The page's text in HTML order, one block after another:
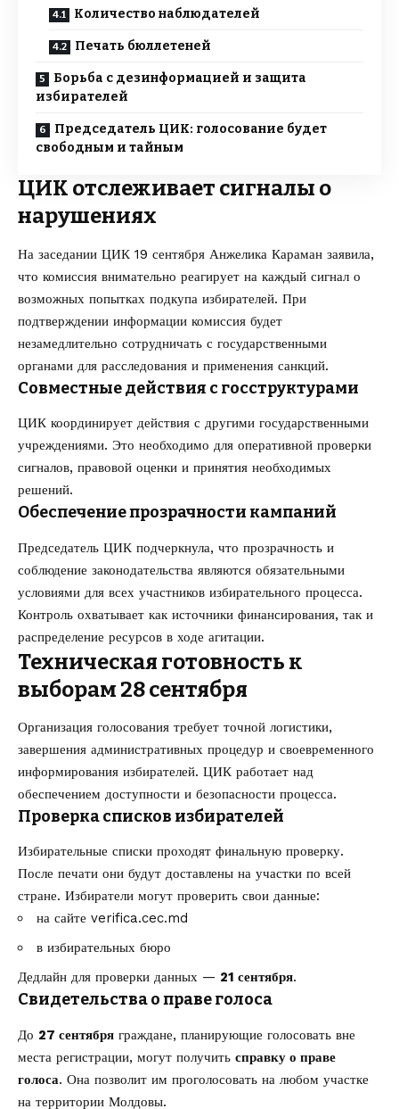
Количество наблюдателей
Печать бюллетеней
Борьба с дезинформацией и защита
избирателей
Председатель ЦИК: голосование будет
свободным и тайным
ЦИК отслеживает сигналы о
нарушениях
На заседании ЦИК 19 сентября Анжелика Караман заявила,
что комиссия внимательно реагирует на каждый сигнал о
возможных попытках подкупа избирателей. При
подтверждении информации комиссия будет
незамедлительно сотрудничать с государственными
органами для расследования и применения санкций.
Совместные действия с госструктурами
ЦИК координирует действия с другими государственными
учреждениями. Это необходимо для оперативной проверки
сигналов, правовой оценки и принятия необходимых
решений.
Обеспечение прозрачности кампаний
Председатель ЦИК подчеркнула, что прозрачность и
соблюдение законодательства являются обязательными
условиями для всех участников избирательного процесса.
Контроль охватывает как источники финансирования, так и
распределение ресурсов в ходе агитации.
Техническая готовность к
выборам 28 сентября
Организация голосования требует точной логистики,
завершения административных процедур и своевременного
информирования избирателей. ЦИК работает над
обеспечением доступности и безопасности процесса.
Проверка списков избирателей
Избирательные списки проходят финальную проверку.
После печати они будут доставлены на участки по всей
стране. Избиратели могут проверить свои данные:
на сайте verifica.cec.md
в избирательных бюро
Дедлайн для проверки данных — 21 сентября.
Свидетельства о праве голоса
До 27 сентября граждане, планирующие голосовать вне
места регистрации, могут получить справку о праве
голоса. Она позволит им проголосовать на любом участке
на территории Молдовы.